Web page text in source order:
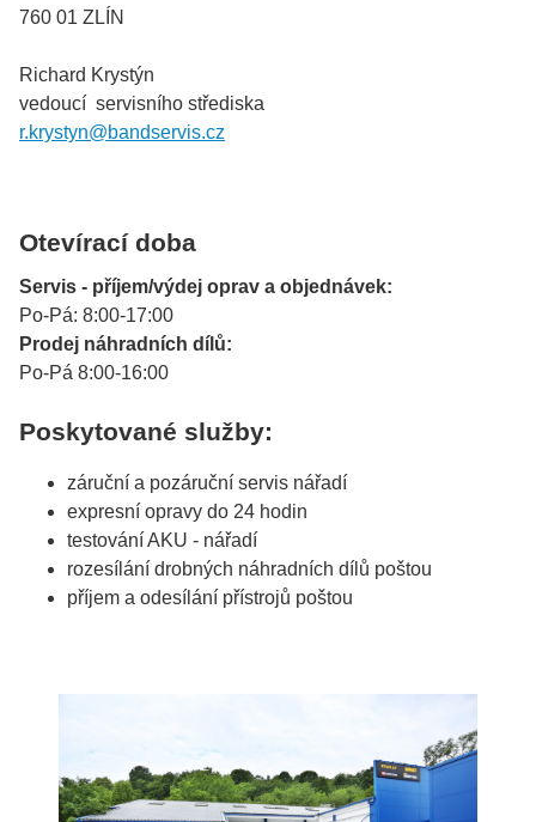
760 01 ZLÍN
Richard Krystýn
vedoucí servisního střediska
r.krystyn@bandservis.cz
Otevírací doba
Servis - příjem/výdej oprav a objednávek:
Po-Pá: 8:00-17:00
Prodej náhradních dílů:
Po-Pá 8:00-16:00
Poskytované služby:
záruční a pozáruční servis nářadí
expresní opravy do 24 hodin
testování AKU - nářadí
rozesílání drobných náhradních dílů poštou
příjem a odesílání přístrojů poštou